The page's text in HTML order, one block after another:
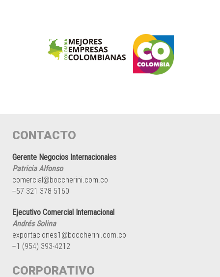
CONTACTO
Gerente Negocios Internacionales
Patricia Alfonso
comercial@boccherini.com.co
+57 321 378 5160
Ejecutivo Comercial Internacional
Andrés Solina
exportaciones1@boccherini.com.co
+1 (954) 393-4212
CORPORATIVO